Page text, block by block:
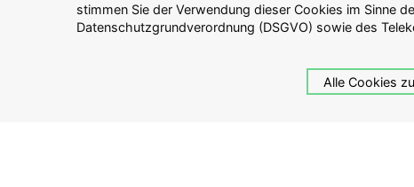
stimmen Sie der Verwendung dieser Cookies im Sinne
Datenschutzgrundverordnung (DSGVO) sowie des
Verarbeitung personenbezogener Daten auf dieser Website finden
Alle Cookies